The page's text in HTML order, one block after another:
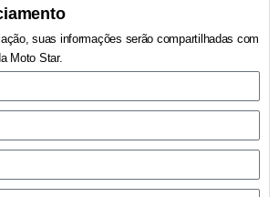
suas informações serão compartilhadas com
Moto Star.